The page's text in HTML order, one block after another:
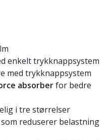
enkelt trykknappsystem
med trykknappsystem
absorberfor bedre
i tre størrelser
som reduserer belastning